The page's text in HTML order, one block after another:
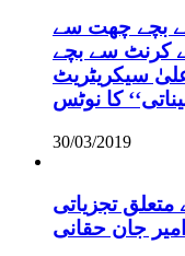
کے بچے چھت سے
کرنٹ سے بچے
سیکریٹریٹ
کا نوٹس
30/03/2019
تجزیاتی
جان حقانی